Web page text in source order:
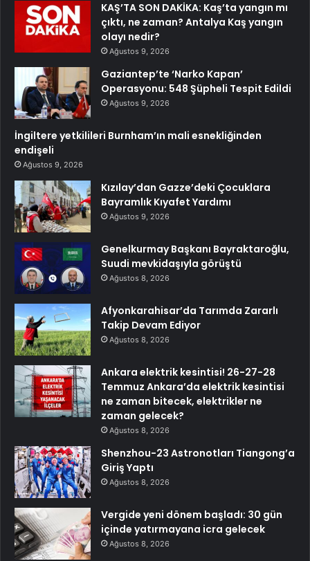
KAŞ’TA SON DAKİKA: Kaş’ta yangın mı
çıktı, ne zaman? Antalya Kaş yangın
olayı nedir?
Ağustos 9, 2026
Gaziantep’te ‘Narko Kapan’
Operasyonu: 548 Şüpheli Tespit Edildi
Ağustos 9, 2026
İngiltere yetkilileri Burnham’ın mali esnekliğinden
endişeli
Ağustos 9, 2026
Kızılay’dan Gazze’deki Çocuklara
Bayramlık Kıyafet Yardımı
Ağustos 9, 2026
Genelkurmay Başkanı Bayraktaroğlu,
Suudi mevkidaşıyla görüştü
Ağustos 8, 2026
Afyonkarahisar’da Tarımda Zararlı
Takip Devam Ediyor
Ağustos 8, 2026
Ankara elektrik kesintisi! 26-27-28
Temmuz Ankara’da elektrik kesintisi
ne zaman bitecek, elektrikler ne
zaman gelecek?
Ağustos 8, 2026
Shenzhou-23 Astronotları Tiangong’a
Giriş Yaptı
Ağustos 8, 2026
Vergide yeni dönem başladı: 30 gün
içinde yatırmayana icra gelecek
Ağustos 8, 2026